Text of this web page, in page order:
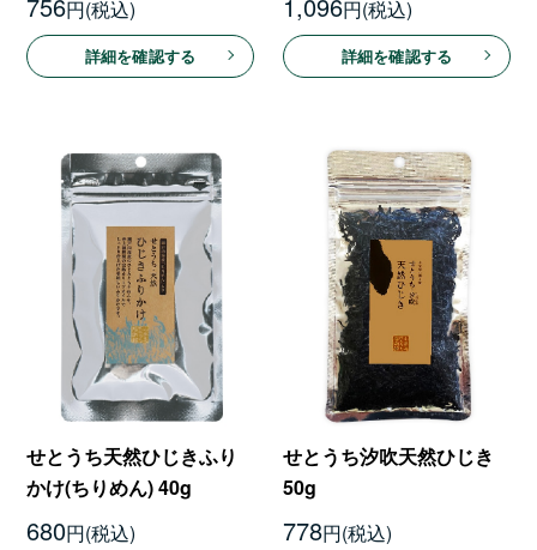
円
詳細を確認する
円
詳細を確認する
せとうち天然ひじきふり
かけ(ちりめん) 40g
680円
せとうち汐吹天然ひじき
50g
778円